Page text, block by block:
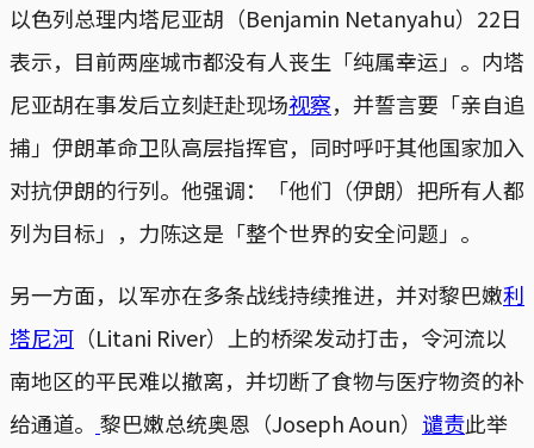
以色列总理内塔尼亚胡（Benjamin Netanyahu）22日
表示，目前两座城市都没有人丧生「纯属幸运」。内塔
尼亚胡在事发后立刻赶赴现场视察，并誓言要「亲自追
捕」伊朗革命卫队高层指挥官，同时呼吁其他国家加入
对抗伊朗的行列。他强调：「他们（伊朗）把所有人都
列为目标」，力陈这是「整个世界的安全问题」。
另一方面，以军亦在多条战线持续推进，并对黎巴嫩利
塔尼河 （Litani River）上的桥梁发动打击，令河流以
南地区的平民难以撤离，并切断了食物与医疗物资的补
给通道。 黎巴嫩总统奥恩（Joseph Aoun） 谴责此举